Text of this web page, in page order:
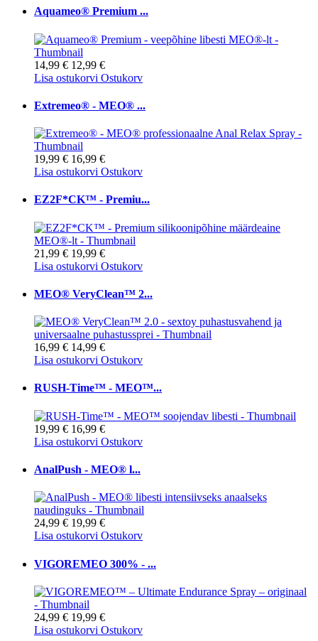
Aquameo® Premium ...
14,99 € 12,99 €
Lisa ostukorvi Ostukorv
Extremeo® - MEO® ...
19,99 € 16,99 €
Lisa ostukorvi Ostukorv
EZ2F*CK™ - Premiu...
21,99 € 19,99 €
Lisa ostukorvi Ostukorv
MEO® VeryClean™ 2...
16,99 € 14,99 €
Lisa ostukorvi Ostukorv
RUSH-Time™ - MEO™...
19,99 € 16,99 €
Lisa ostukorvi Ostukorv
AnalPush - MEO® l...
24,99 € 19,99 €
Lisa ostukorvi Ostukorv
VIGOREMEO 300% - ...
24,99 € 19,99 €
Lisa ostukorvi Ostukorv